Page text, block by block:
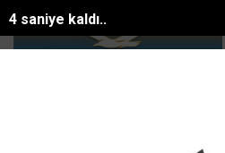
3 saniye kaldı..